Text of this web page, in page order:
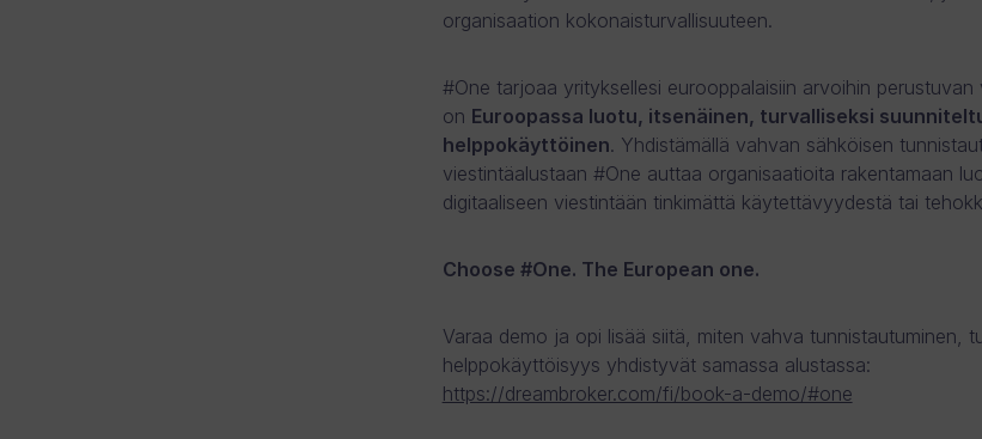
organisaation kokonaisturvallisuuteen.
#One tarjoaa yrityksellesi eurooppalaisiin arvoihin
on Euroopassa luotu, itsenäinen, turvalliseksi
helppokäyttöinen. Yhdistämällä vahvan sähköisen
viestintäalustaan #One auttaa organisaatioita rakentamaan
digitaaliseen viestintään tinkimättä käytettävyydestä tai
Choose #One. The European one.
Varaa demo ja opi lisää siitä, miten vahva tunnistautuminen,
helppokäyttöisyys yhdistyvät samassa alustassa:
https://dreambroker.com/fi/book-a-demo/#one